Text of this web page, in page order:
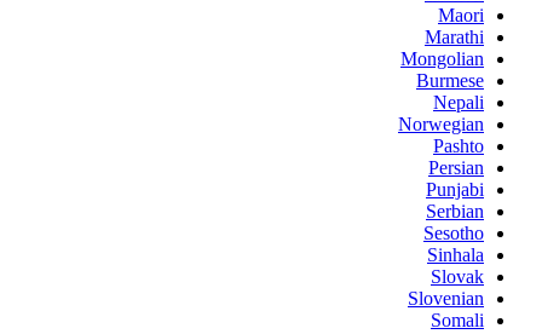
Maori
Marathi
Mongolian
Burmese
Nepali
Norwegian
Pashto
Persian
Punjabi
Serbian
Sesotho
Sinhala
Slovak
Slovenian
Somali